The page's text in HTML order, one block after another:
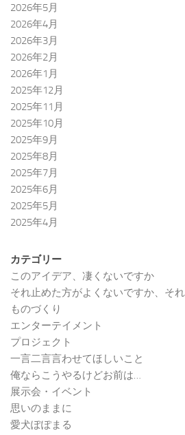
2026年5月
2026年4月
2026年3月
2026年2月
2026年1月
2025年12月
2025年11月
2025年10月
2025年9月
2025年8月
2025年7月
2025年6月
2025年5月
2025年4月
カテゴリー
このアイデア、凄くないですか
それ止めた方がよくないですか、そ
ものづくり
エンターテイメント
プロジェクト
一言二言言わせてほしいこと
俺ならこうやるけどお前は…
展示会・イベント
思いのままに
愛犬ぽぽまる